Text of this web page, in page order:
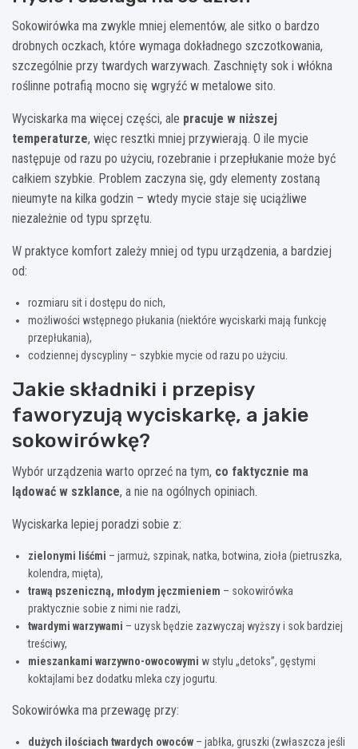
Sokowirówka ma zwykle mniej elementów, ale sitko o bardzo
drobnych oczkach, które wymaga dokładnego szczotkowania,
szczególnie przy twardych warzywach. Zaschnięty sok i włókna
roślinne potrafią mocno się wgryźć w metalowe sito.
Wyciskarka ma więcej części, ale pracuje w niższej
temperaturze, więc resztki mniej przywierają. O ile mycie
następuje od razu po użyciu, rozebranie i przepłukanie może być
całkiem szybkie. Problem zaczyna się, gdy elementy zostaną
nieumyte na kilka godzin – wtedy mycie staje się uciążliwe
niezależnie od typu sprzętu.
W praktyce komfort zależy mniej od typu urządzenia, a bardziej
od:
rozmiaru sit i dostępu do nich,
możliwości wstępnego płukania (niektóre wyciskarki mają funkcję
przepłukania),
codziennej dyscypliny – szybkie mycie od razu po użyciu.
Jakie składniki i przepisy
faworyzują wyciskarkę, a jakie
sokowirówkę?
Wybór urządzenia warto oprzeć na tym, co faktycznie ma
lądować w szklance, a nie na ogólnych opiniach.
Wyciskarka lepiej poradzi sobie z:
zielonymi liśćmi – jarmuż, szpinak, natka, botwina, zioła (pietruszka,
kolendra, mięta),
trawą pszeniczną, młodym jęczmieniem – sokowirówka
praktycznie sobie z nimi nie radzi,
twardymi warzywami – uzysk będzie zazwyczaj wyższy i sok bardziej
treściwy,
mieszankami warzywno-owocowymi w stylu „detoks”, gęstymi
koktajlami bez dodatku mleka czy jogurtu.
Sokowirówka ma przewagę przy:
dużych ilościach twardych owoców – jabłka, gruszki (zwłaszcza jeśli